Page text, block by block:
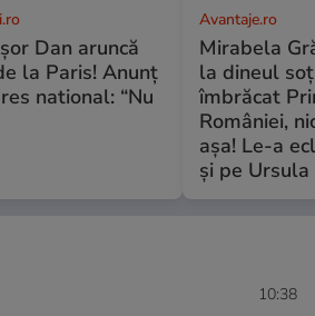
Dan aruncă
la Paris! Anunț
national: “Nu
Avantaje.ro
Mirabela
la dineul
îmbrăcat
României,
așa! Le-a
și pe
10:38